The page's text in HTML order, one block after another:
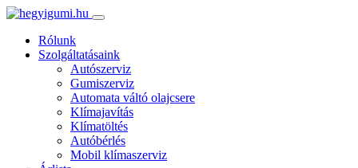
Rólunk
Szolgáltatásaink
Autószerviz
Gumiszerviz
Automata váltó olajcsere
Klímajavítás
Klímatöltés
Autóbérlés
Mobil klímaszerviz